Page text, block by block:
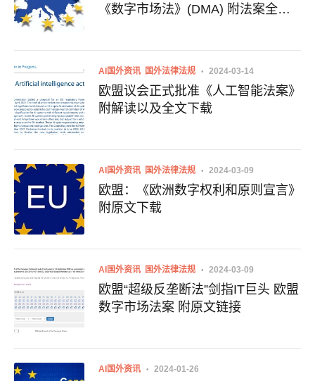
《数字市场法》(DMA) 附法案全文
AI国外资讯 国外法律法规 2024-03-14
欧盟议会正式批准《人工智能法案》
附解读以及全文下载
AI国外资讯 国外法律法规 2024-03-09
欧盟：《欧洲数字权利和原则宣言》
附原文下载
AI国外资讯 国外法律法规 2024-03-09
欧盟“超级反垄断法”剑指IT巨头 欧盟
数字市场法案 附原文链接
AI国外资讯 2024-01-26